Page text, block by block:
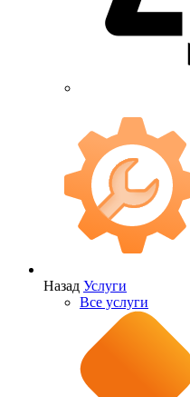
Назад Услуги
Все услуги